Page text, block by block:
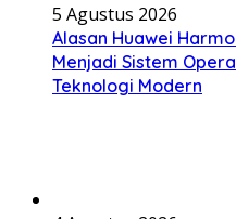
5 Agustus 2026
Alasan Huawei
Menjadi Sistem
Teknologi Modern